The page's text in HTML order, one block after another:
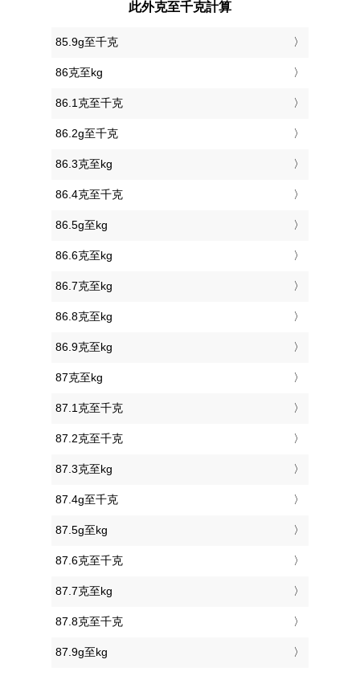
此外克至千克計算
85.9g至千克
86克至kg
86.1克至千克
86.2g至千克
86.3克至kg
86.4克至千克
86.5g至kg
86.6克至kg
86.7克至kg
86.8克至kg
86.9克至kg
87克至kg
87.1克至千克
87.2克至千克
87.3克至kg
87.4g至千克
87.5g至kg
87.6克至千克
87.7克至kg
87.8克至千克
87.9g至kg